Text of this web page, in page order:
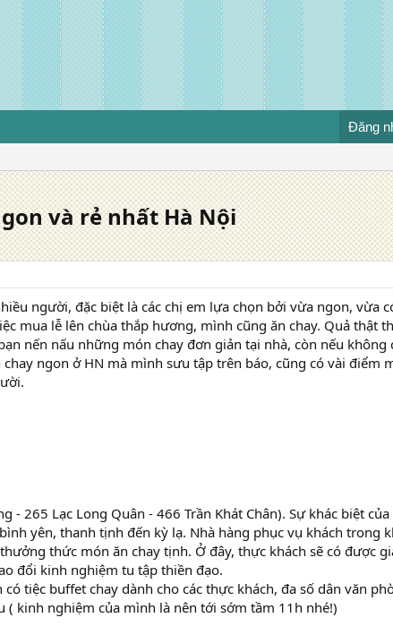
Đăng
và rẻ nhất Hà Nội
người, đặc biệt là các chị em lựa chọn bởi vừa ngon, vừa
mua lễ lên chùa thắp hương, mình cũng ăn chay. Quả thật
nến nấu những món chay đơn giản tại nhà, còn nếu không
ngon ở HN mà mình sưu tập trên báo, cũng có vài điểm
- 265 Lạc Long Quân - 466 Trần Khát Chân). Sự khác biệt
yên, thanh tịnh đến kỳ lạ. Nhà hàng phục vụ khách trong
thức món ăn chay tịnh. Ở đây, thực khách sẽ có được
đổi kinh nghiệm tu tập thiền đạo.
tiệc buffet chay dành cho các thực khách, đa số dân văn
( kinh nghiệm của mình là nên tới sớm tầm 11h nhé!)